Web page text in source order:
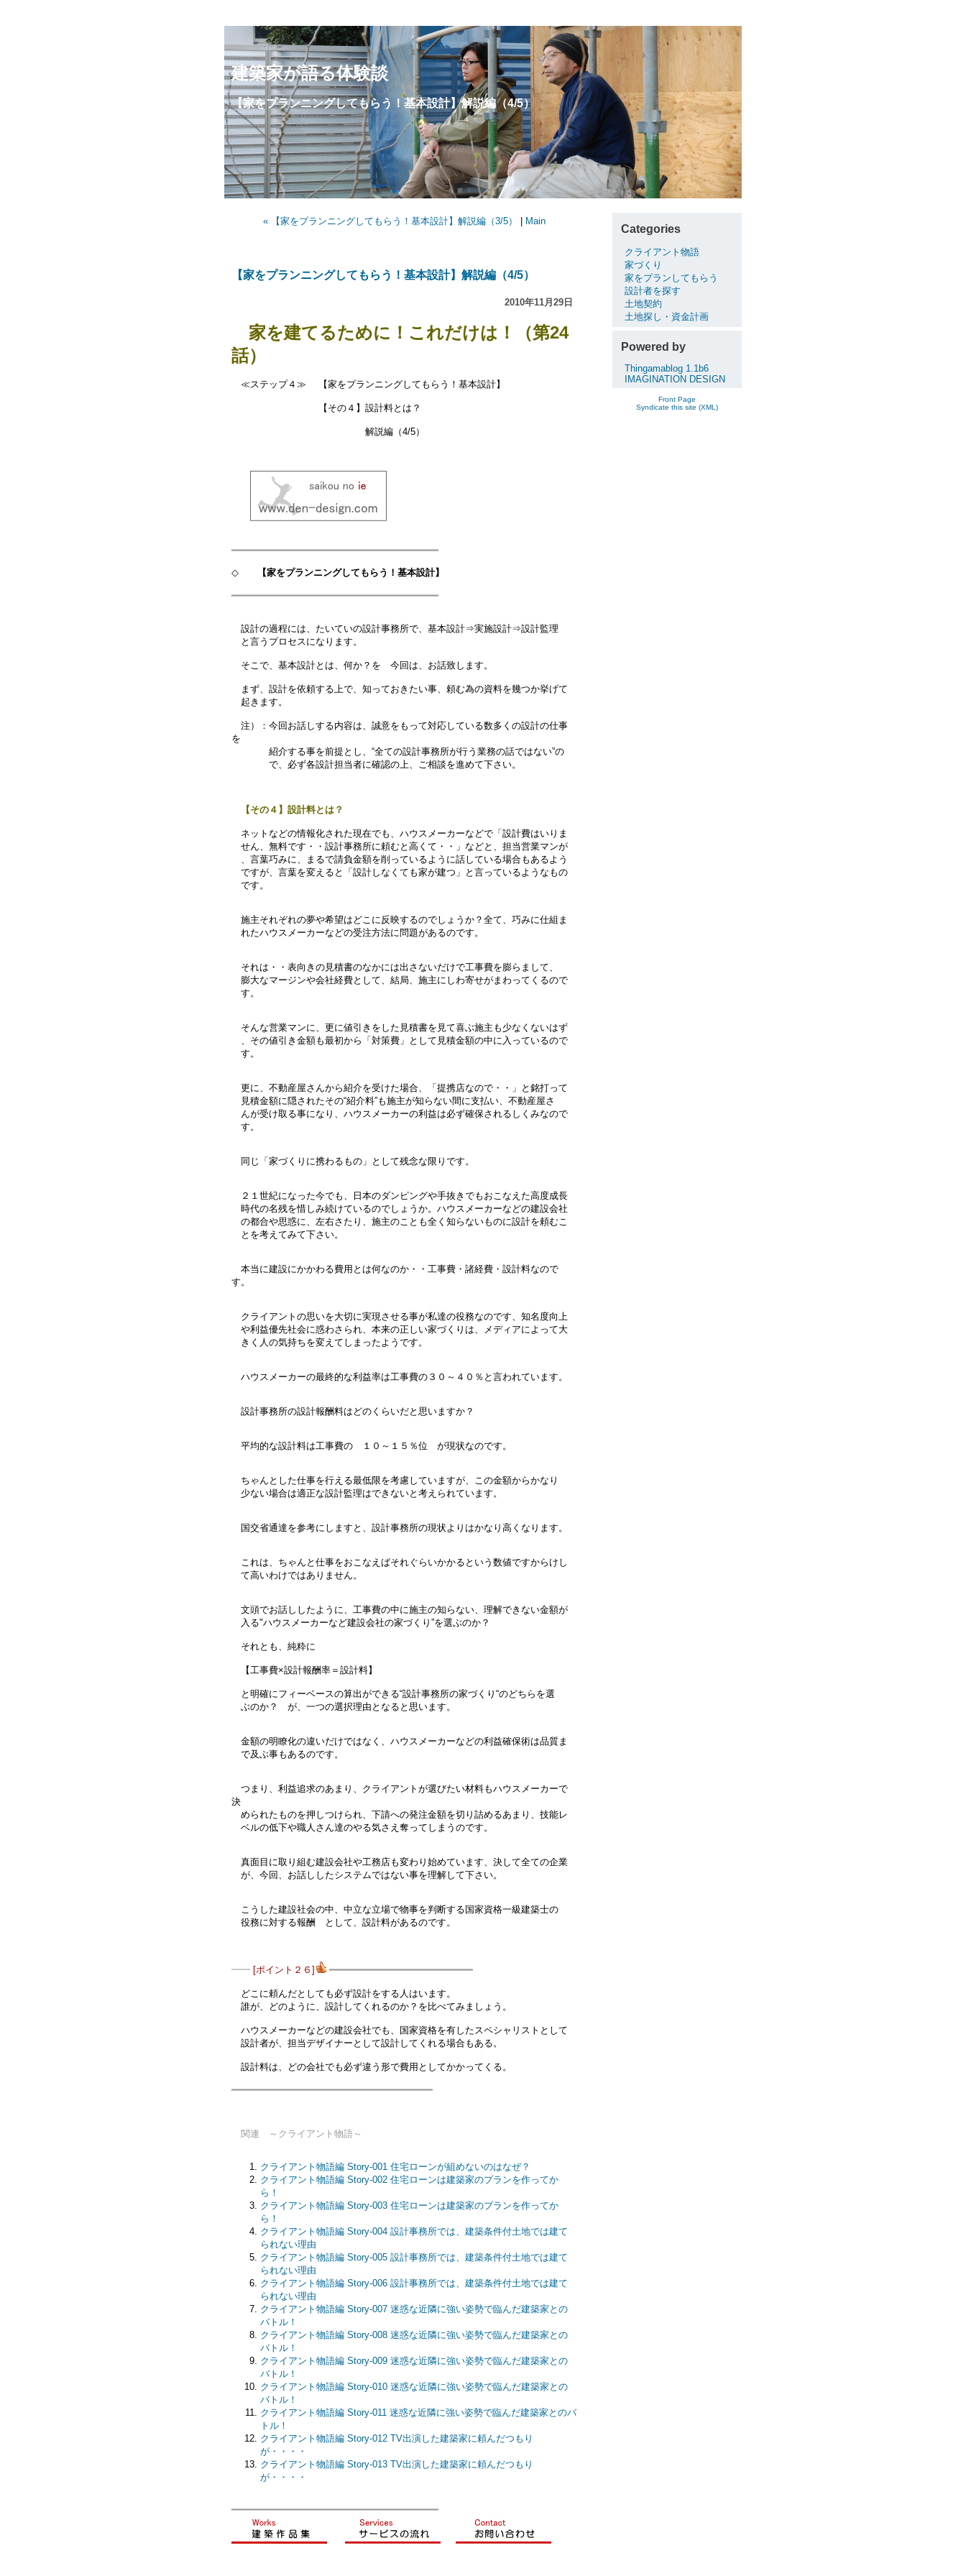
建築家が語る体験談
【家をプランニングしてもらう！基本設計】解説編（4/5）
« 【家をプランニングしてもらう！基本設計】解説編（3/5） Main
【家をプランニングしてもらう！基本設計】解説編（4/5）
2010年11月29日
家を建てるために！これだけは！（第24
話）
≪ステップ４≫ 【家をプランニングしてもらう！基本設計】
【その４】設計料とは？
解説編（4/5）
━━━━━━━━━━━━━━━━━━━━━━━━━━━━━━━━━━━━
◇ 【家をプランニングしてもらう！基本設計】
━━━━━━━━━━━━━━━━━━━━━━━━━━━━━━━━━━━━
設計の過程には、たいていの設計事務所で、基本設計⇒実施設計⇒設計監理
と言うプロセスになります。
そこで、基本設計とは、何か？を 今回は、お話致します。
まず、設計を依頼する上で、知っておきたい事、頼む為の資料を幾つか挙げて
起きます。
注）：今回お話しする内容は、誠意をもって対応している数多くの設計の仕事
を
紹介する事を前提とし、“全ての設計事務所が行う業務の話ではない”の
で、必ず各設計担当者に確認の上、ご相談を進めて下さい。
【その４】設計料とは？
ネットなどの情報化された現在でも、ハウスメーカーなどで「設計費はいりま
せん、無料です・・設計事務所に頼むと高くて・・」などと、担当営業マンが
、言葉巧みに、まるで請負金額を削っているように話している場合もあるよう
ですが、言葉を変えると「設計しなくても家が建つ」と言っているようなもの
です。
施主それぞれの夢や希望はどこに反映するのでしょうか？全て、巧みに仕組ま
れたハウスメーカーなどの受注方法に問題があるのです。
それは・・表向きの見積書のなかには出さないだけで工事費を膨らまして、
膨大なマージンや会社経費として、結局、施主にしわ寄せがまわってくるので
す。
そんな営業マンに、更に値引きをした見積書を見て喜ぶ施主も少なくないはず
、その値引き金額も最初から「対策費」として見積金額の中に入っているので
す。
更に、不動産屋さんから紹介を受けた場合、「提携店なので・・」と銘打って
見積金額に隠されたその“紹介料”も施主が知らない間に支払い、不動産屋さ
んが受け取る事になり、ハウスメーカーの利益は必ず確保されるしくみなので
す。
同じ「家づくりに携わるもの」として残念な限りです。
２１世紀になった今でも、日本のダンピングや手抜きでもおこなえた高度成長
時代の名残を惜しみ続けているのでしょうか。ハウスメーカーなどの建設会社
の都合や思惑に、左右さたり、施主のことも全く知らないものに設計を頼むこ
とを考えてみて下さい。
本当に建設にかかわる費用とは何なのか・・工事費・諸経費・設計料なので
す。
クライアントの思いを大切に実現させる事が私達の役務なのです、知名度向上
や利益優先社会に惑わさられ、本来の正しい家づくりは、メディアによって大
きく人の気持ちを変えてしまったようです。
ハウスメーカーの最終的な利益率は工事費の３０～４０％と言われています。
設計事務所の設計報酬料はどのくらいだと思いますか？
平均的な設計料は工事費の １０～１５％位 が現状なのです。
ちゃんとした仕事を行える最低限を考慮していますが、この金額からかなり
少ない場合は適正な設計監理はできないと考えられています。
国交省通達を参考にしますと、設計事務所の現状よりはかなり高くなります。
これは、ちゃんと仕事をおこなえばそれぐらいかかるという数値ですからけし
て高いわけではありません。
文頭でお話ししたように、工事費の中に施主の知らない、理解できない金額が
入る"ハウスメーカーなど建設会社の家づくり”を選ぶのか？
それとも、純粋に
【工事費×設計報酬率＝設計料】
と明確にフィーベースの算出ができる“設計事務所の家づくり“のどちらを選
ぶのか？ が、一つの選択理由となると思います。
金額の明瞭化の違いだけではなく、ハウスメーカーなどの利益確保術は品質ま
で及ぶ事もあるのです。
つまり、利益追求のあまり、クライアントが選びたい材料もハウスメーカーで
決
められたものを押しつけられ、下請への発注金額を切り詰めるあまり、技能レ
ベルの低下や職人さん達のやる気さえ奪ってしまうのです。
真面目に取り組む建設会社や工務店も変わり始めています、決して全ての企業
が、今回、お話ししたシステムではない事を理解して下さい。
こうした建設社会の中、中立な立場で物事を判断する国家資格一級建築士の
役務に対する報酬 として、設計料があるのです。
━━ [ポイント２６] ━━━━━━━━━━━━━━━━━━━━━━━━━
どこに頼んだとしても必ず設計をする人はいます。
誰が、どのように、設計してくれるのか？を比べてみましょう。
ハウスメーカーなどの建設会社でも、国家資格を有したスペシャリストとして
設計者が、担当デザイナーとして設計してくれる場合もある。
設計料は、どの会社でも必ず違う形で費用としてかかってくる。
━━━━━━━━━━━━━━━━━━━━━━━━━━━━━━━━━━━
関連 ～クライアント物語～
クライアント物語編 Story-001 住宅ローンが組めないのはなぜ？
クライアント物語編 Story-002 住宅ローンは建築家のプランを作ってか
ら！
クライアント物語編 Story-003 住宅ローンは建築家のプランを作ってか
ら！
クライアント物語編 Story-004 設計事務所では、建築条件付土地では建て
られない理由
クライアント物語編 Story-005 設計事務所では、建築条件付土地では建て
られない理由
クライアント物語編 Story-006 設計事務所では、建築条件付土地では建て
られない理由
クライアント物語編 Story-007 迷惑な近隣に強い姿勢で臨んだ建築家との
バトル！
クライアント物語編 Story-008 迷惑な近隣に強い姿勢で臨んだ建築家との
バトル！
クライアント物語編 Story-009 迷惑な近隣に強い姿勢で臨んだ建築家との
バトル！
クライアント物語編 Story-010 迷惑な近隣に強い姿勢で臨んだ建築家との
バトル！
クライアント物語編 Story-011 迷惑な近隣に強い姿勢で臨んだ建築家とのバ
トル！
クライアント物語編 Story-012 TV出演した建築家に頼んだつもり
が・・・・
クライアント物語編 Story-013 TV出演した建築家に頼んだつもり
が・・・・
━━━━━━━━━━━━━━━━━━━━━━━━━━━━━━━━━━━━
Categories
クライアント物語
家づくり
家をプランしてもらう
設計者を探す
土地契約
土地探し・資金計画
Powered by
Thingamablog 1.1b6
IMAGINATION DESIGN
Front Page
Syndicate this site (XML)